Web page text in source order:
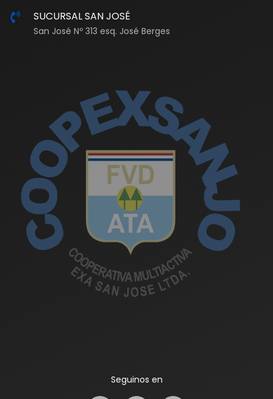
SUCURSAL SAN JOSÉ
San José Nº 313 esq. José Berges
Seguinos en